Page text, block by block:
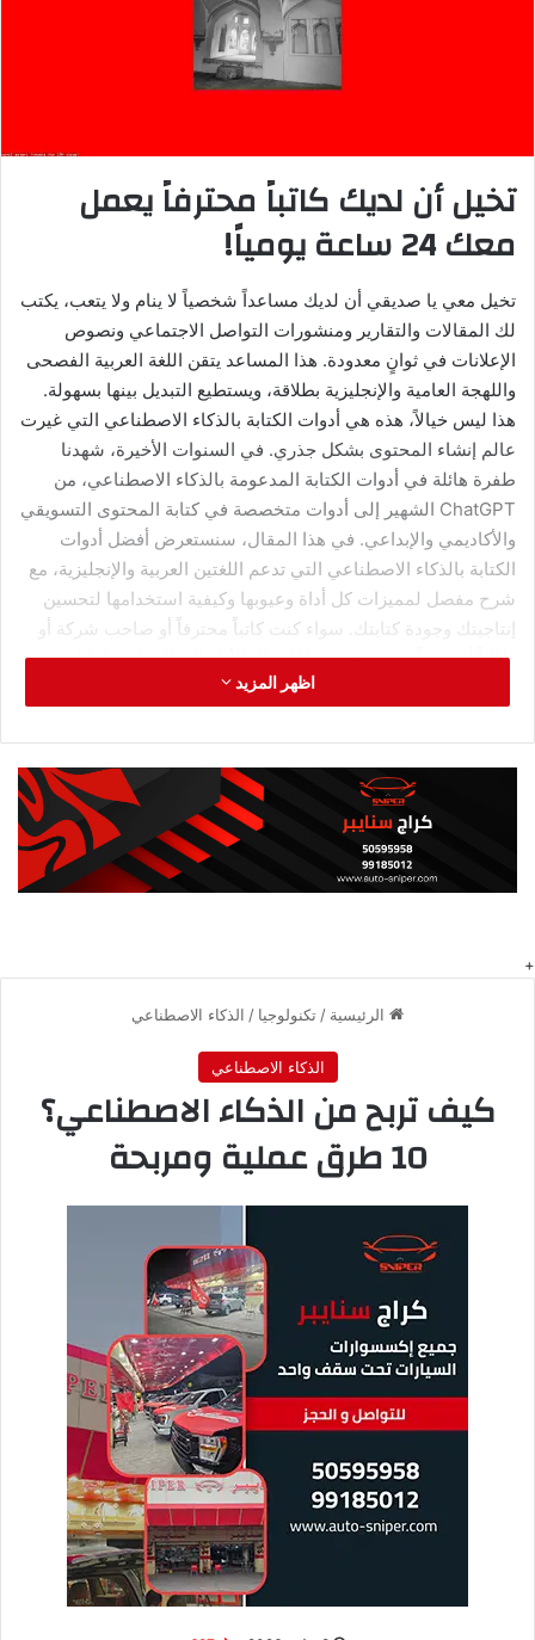
تخيل أن لديك كاتباً محترفاً يعمل
معك 24 ساعة يومياً!
تخيل معي يا صديقي أن لديك مساعداً شخصياً لا ينام ولا يتعب، يكتب
لك المقالات والتقارير ومنشورات التواصل الاجتماعي ونصوص
الإعلانات في ثوانٍ معدودة. هذا المساعد يتقن اللغة العربية الفصحى
واللهجة العامية والإنجليزية بطلاقة، ويستطيع التبديل بينها بسهولة.
هذا ليس خيالاً، هذه هي أدوات الكتابة بالذكاء الاصطناعي التي غيرت
عالم إنشاء المحتوى بشكل جذري. في السنوات الأخيرة، شهدنا
طفرة هائلة في أدوات الكتابة المدعومة بالذكاء الاصطناعي، من
ChatGPT الشهير إلى أدوات متخصصة في كتابة المحتوى التسويقي
والأكاديمي والإبداعي. في هذا المقال، سنستعرض أفضل أدوات
الكتابة بالذكاء الاصطناعي التي تدعم اللغتين العربية والإنجليزية، مع
شرح مفصل لمميزات كل أداة وعيوبها وكيفية استخدامها لتحسين
إنتاجيتك وجودة كتابتك. سواء كنت كاتباً محترفاً أو صاحب شركة أو
طالباً أو مدوناً، ستجد في هذا المقال الأداة المثالية لاحتياجاتك.
لماذا تحتاج إلى أدوات الكتابة
بالذكاء الاصطناعي؟
قبل أن نتعمق في استعراض الأدوات، دعني أوضح لك لماذا تعتبر
هذه الأدوات ضرورية في عصرنا الحالي. أولاً، السرعة: أدوات الذكاء
الاصطناعي تستطيع إنتاج آلاف الكلمات في دقائق، مما يوفر ساعات
الكتابة: كثير من الناس يعانون من الخوف من الصفحة البيضاء
(Writer’s Block)، والذكاء الاصطناعي يساعد في التغلب على هذه
المشكلة بسهولة. خامساً، التوفير: توظيف كاتب محترف قد يكلف
آلاف الدنانير شهرياً، بينما اشتراك أدوات الكتابة بالذكاء الاصطناعي
لا يتجاوز بضع عشرات من الدولارات. في الكويت والخليج، الطلب
على المحتوى العربي الرقمي عالي الجودة في تزايد، وهذه الأدوات
تساعد في سد هذه الفجوة بكفاءة عالية.
للمزيد من المقالات عن الذكاء الاصطناعي وتقنياته، تصفح
الذكاء الاصطناعيفي مدونة عالم في ثواني.
تقول نورة العنزي، مدونة كويتية متخصصة
في السفر: “استخدامي لأدوات الكتابة
بالذكاء الاصطناعي رفع إنتاجيتي 5
أضعاف. كنت أكتب مقالاً واحداً في اليوم،
اظهر المزيد